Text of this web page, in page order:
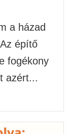
a házad
építő
fogékony
azért...